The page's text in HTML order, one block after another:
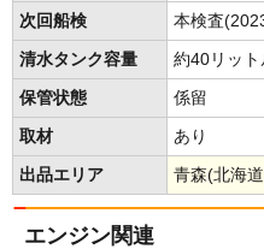
次回船検 本検査
清水タンク容量 約40リット
保管状態 係留
取材 あり
出品エリア 青森(北海
エンジン関連